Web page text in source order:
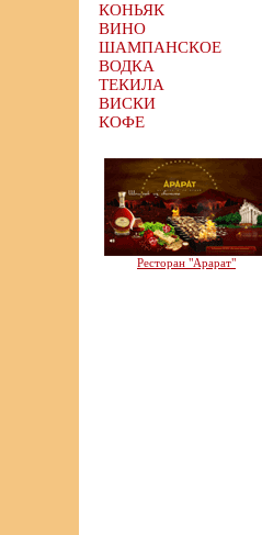
КОНЬЯК
ВИНО
ШАМПАНСКОЕ
ВОДКА
ТЕКИЛА
ВИСКИ
КОФЕ
Ресторан "Арарат"